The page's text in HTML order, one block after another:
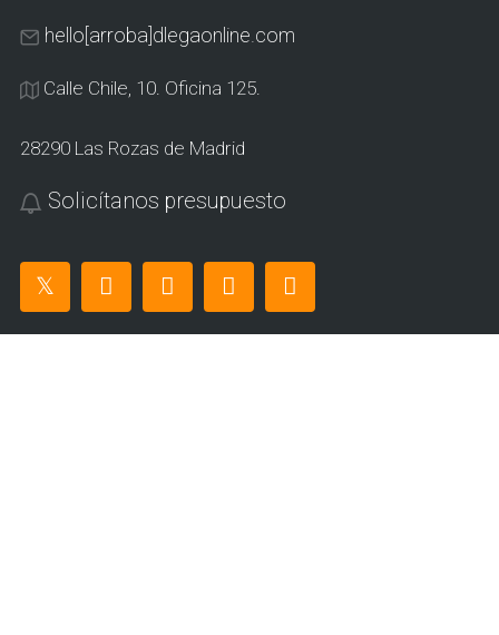
hello[arroba]dlegaonline.com
Calle Chile, 10. Oficina 125.
28290 Las Rozas de Madrid
Solicítanos presupuesto